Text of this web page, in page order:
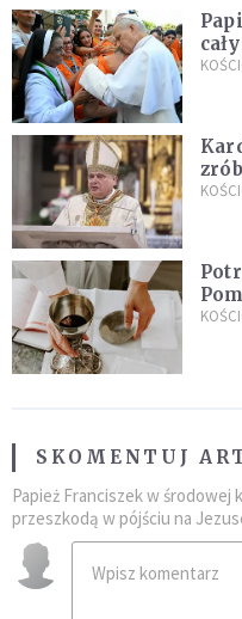
SKOMENTUJ
Papież Franciszek w
przeszkodą w pójściu na